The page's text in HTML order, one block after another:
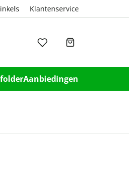
Klantenservice
Aanbiedingen